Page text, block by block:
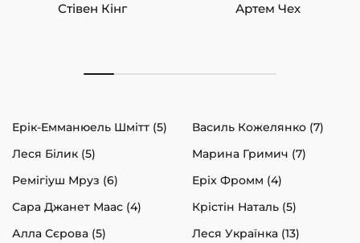
Стівен Кінг Артем Чех
Ерік-Емманюель Шмітт (5)
Василь Кожелянко (7)
Леся Білик (5)
Марина Гримич (7)
Ремігіуш Мруз (6)
Еріх Фромм (4)
Сара Джанет Маас (4)
Крістін Наталь (5)
Алла Сєрова (5)
Леся Українка (13)